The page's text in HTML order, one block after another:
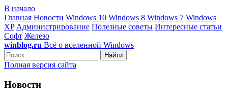
В начало
Главная Новости Windows 10 Windows 8 Windows 7 Windows
XP Администрирование Полезные советы Интересные статьи
Софт Железо
winblog.ru Всё о вселенной Windows
Найти
Полная версия сайта
Новости